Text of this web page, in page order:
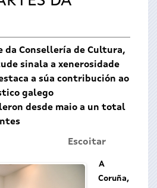
da Consellería de Cultura,
sinala a xenerosidade
a súa contribución ao
galego
desde maio a un total
Escoitar
A
Coruña,